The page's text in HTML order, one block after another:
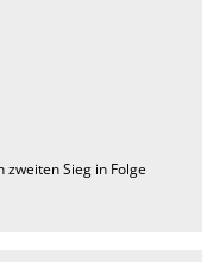
zweiten Sieg in Folge